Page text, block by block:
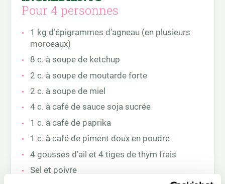
Pour 4 personnes
1 kg d’épigrammes d’agneau (en plusieurs
morceaux)
8 c. à soupe de ketchup
2 c. à soupe de moutarde forte
2 c. à soupe de miel
4 c. à café de sauce soja sucrée
1 c. à café de paprika
1 c. à café de piment doux en poudre
4 gousses d’ail et 4 tiges de thym frais
Sel et poivre